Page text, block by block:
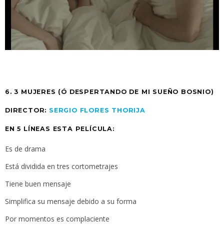
6. 3 MUJERES (Ó DESPERTANDO DE MI SUEÑO BOSNIO)
DIRECTOR: SERGIO FLORES THORIJA
EN 5 LÍNEAS ESTA PELÍCULA:
Es de drama
Está dividida en tres cortometrajes
Tiene buen mensaje
Simplifica su mensaje debido a su forma
Por momentos es complaciente